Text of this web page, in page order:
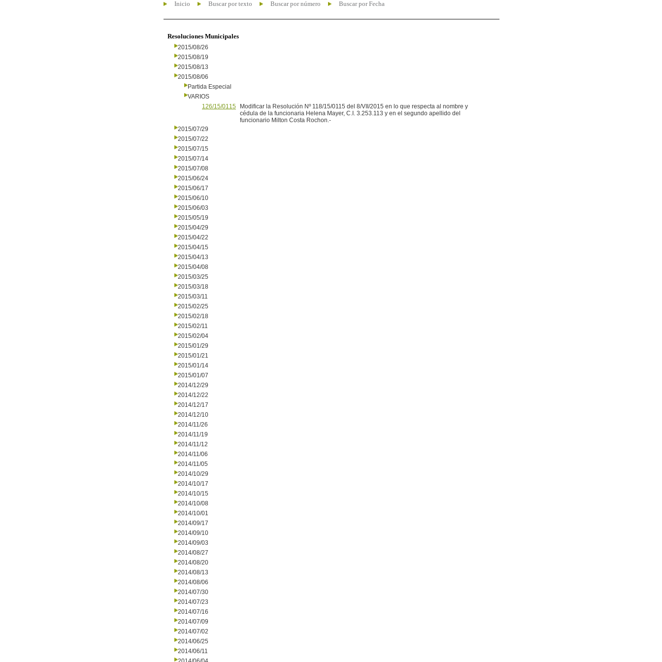
Inicio Buscar por texto Buscar por número Buscar por Fecha
Resoluciones Municipales
2015/08/26
2015/08/19
2015/08/13
2015/08/06
Partida Especial
VARIOS
126/15/0115
Modificar la Resolución Nº 118/15/0115 del 8/VII/2015 en lo que respecta al nombre y
cédula de la funcionaria Helena Mayer, C.I. 3.253.113 y en el segundo apellido del
funcionario Milton Costa Rochon.-
2015/07/29
2015/07/22
2015/07/15
2015/07/14
2015/07/08
2015/06/24
2015/06/17
2015/06/10
2015/06/03
2015/05/19
2015/04/29
2015/04/22
2015/04/15
2015/04/13
2015/04/08
2015/03/25
2015/03/18
2015/03/11
2015/02/25
2015/02/18
2015/02/11
2015/02/04
2015/01/29
2015/01/21
2015/01/14
2015/01/07
2014/12/29
2014/12/22
2014/12/17
2014/12/10
2014/11/26
2014/11/19
2014/11/12
2014/11/06
2014/11/05
2014/10/29
2014/10/17
2014/10/15
2014/10/08
2014/10/01
2014/09/17
2014/09/10
2014/09/03
2014/08/27
2014/08/20
2014/08/13
2014/08/06
2014/07/30
2014/07/23
2014/07/16
2014/07/09
2014/07/02
2014/06/25
2014/06/11